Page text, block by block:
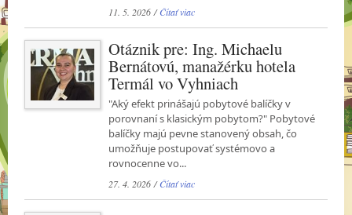
11. 5. 2026 /Čítať viac
Otáznik pre: Ing. Michaelu
Bernátovú, manažérku hotela
Termál vo Vyhniach
"Aký efekt prinášajú pobytové balíčky v
porovnaní s klasickým pobytom?" Pobytové
balíčky majú pevne stanovený obsah, čo
umožňuje postupovať systémovo a
rovnocenne vo...
27. 4. 2026 /Čítať viac